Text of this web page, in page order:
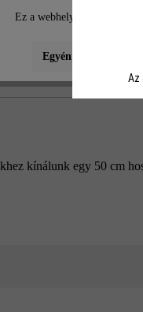
kínálunk egy 50 cm
Ez a webhely cookie-kat
Egyéni beállítások
Az